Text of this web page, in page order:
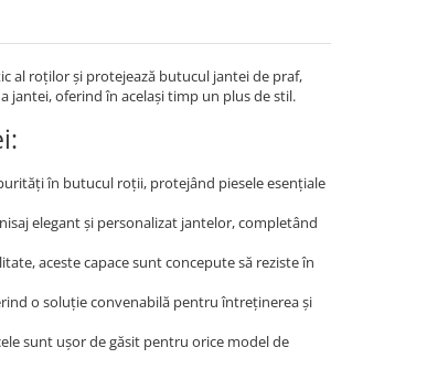
al roților și protejează butucul jantei de praf,
jantei, oferind în același timp un plus de stil.
în butucul roții, protejând piesele esențiale
elegant și personalizat jantelor, completând
aceste capace sunt concepute să reziste în
o soluție convenabilă pentru întreținerea și
sunt ușor de găsit pentru orice model de